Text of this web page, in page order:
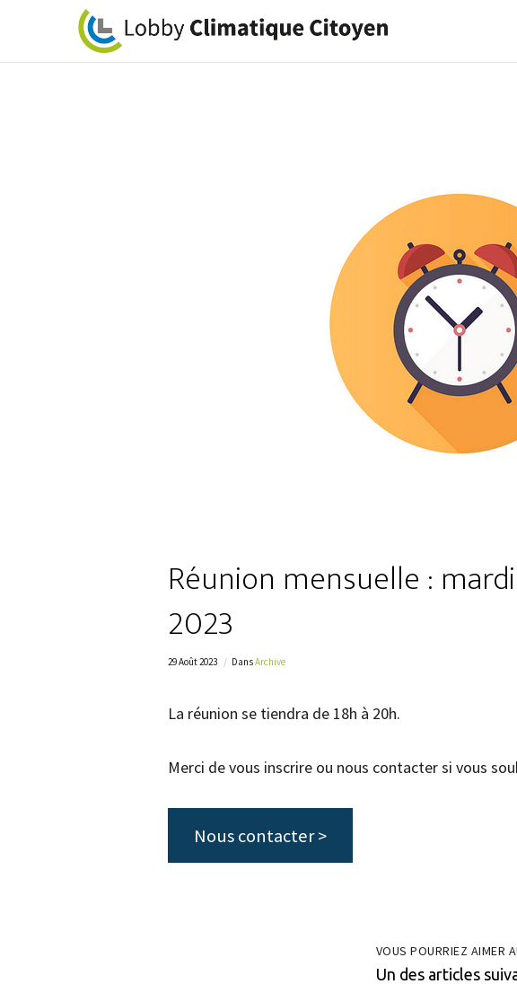
Réunion mensuelle :
2023
29 Août 2023 DansArchive
La réunion se tiendra de 18h à 20h.
Merci de vous inscrire ou nous contacter si vous
Nous contacter >
VOUS POURRIEZ AIMER
Un des articles